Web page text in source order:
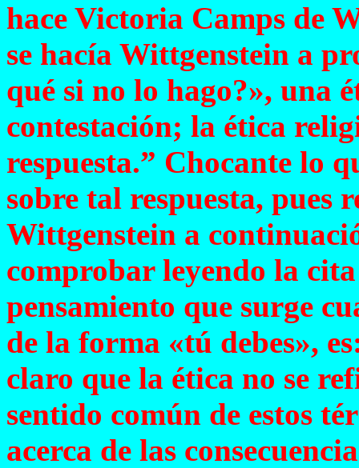
hace Victoria Camps de
se hacía Wittgenstein a
qué si no lo hago?», una
contestación; la ética
respuesta.” Chocante lo
sobre tal respuesta, pues
Wittgenstein a
comprobar leyendo la
pensamiento que surge
de la forma «tú debes»,
claro que la ética no se
sentido común de estos
acerca de las